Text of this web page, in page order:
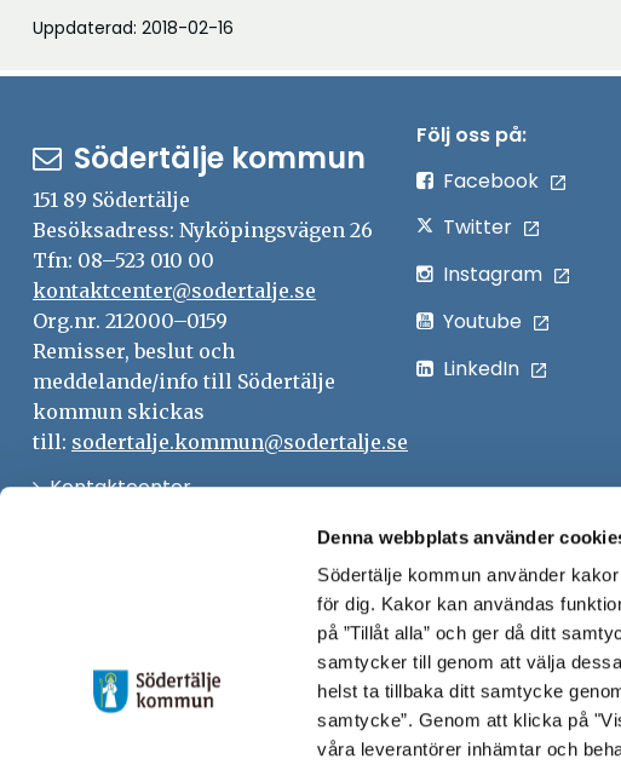
Denna webbplats använder
Södertälje kommun använder
för dig. Kakor kan användas
på ”Tillåt alla” och ger då ditt
samtycker till genom att välja
helst ta tillbaka ditt samtycke
samtycke”. Genom att klicka på
våra leverantörer inhämtar och
Uppdaterad: 2018-02-16
Södertälje kommun
151 89 Södertälje
Besöksadress: Nyköpingsvägen 26
Tfn: 08–523 010 00
kontaktcenter@sodertalje.se
Org.nr. 212000–0159
Remisser, beslut och
meddelande/info till Södertälje
kommun skickas
till: sodertalje.kommun@sodertalje.se
KontaktcenterÖppna
fönster
Anslagstavla
Skicka faktura till Södertälje
Följ oss på:
Facebook
Twitter
Instagram
Youtube
LinkedIn